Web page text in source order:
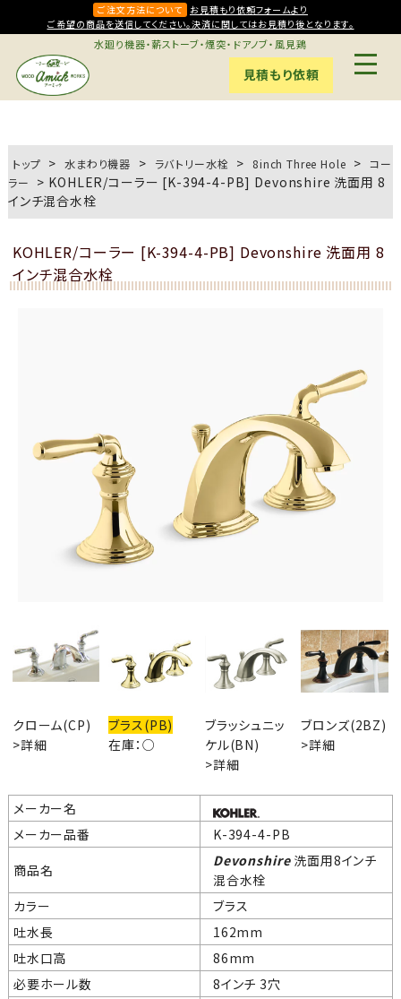
ご注文方法について
お見積もり依頼フォームより
ご希望の商品を送信してください。決済に関してはお見積り後となります。
水廻り機器・薪ストーブ・煙突・ドアノブ・風見鶏
見積もり依頼
トップ > 水まわり機器 > ラバトリー水栓 > 8inch Three Hole > コー
ラー
> KOHLER/コーラー [K-394-4-PB] Devonshire 洗面用 8
インチ混合水栓
KOHLER/コーラー [K-394-4-PB] Devonshire 洗面用 8
インチ混合水栓
クローム(CP)
>詳細
ブラス(PB)
在庫：○
ブラッシュニッ
ケル(BN)
>詳細
ブロンズ(2BZ)
>詳細
メーカー名
メーカー品番
K-394-4-PB
商品名
Devonshire 洗面用8インチ
混合水栓
カラー
ブラス
吐水長
162mm
吐水口高
86mm
必要ホール数
8インチ 3穴